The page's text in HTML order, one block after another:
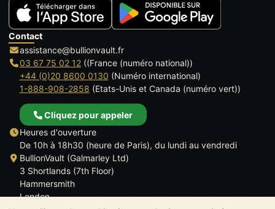
Contact
assistance@bullionvault.fr
03 67 75 02 12((France (numéro national))
+44 (0)20 8600 0130 (Numéro international)
1-888-908-2858 (Etats-Unis et Canada (numéro vert))
Cliquez pour appeler
Heures d'ouverture
De 10h à 18h30 (heure de Paris), du lundi au vendredi
BullionVault (Galmarley Ltd)
3 Shortlands (7th Floor)
Hammersmith
London